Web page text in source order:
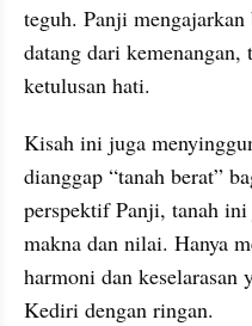
teguh. Panji
datang dari
ketulusan hati.
Kisah ini juga
dianggap “tanah berat”
perspektif Panji, tanah
makna dan nilai. Hanya
harmoni dan keselarasan
Kediri dengan ringan.